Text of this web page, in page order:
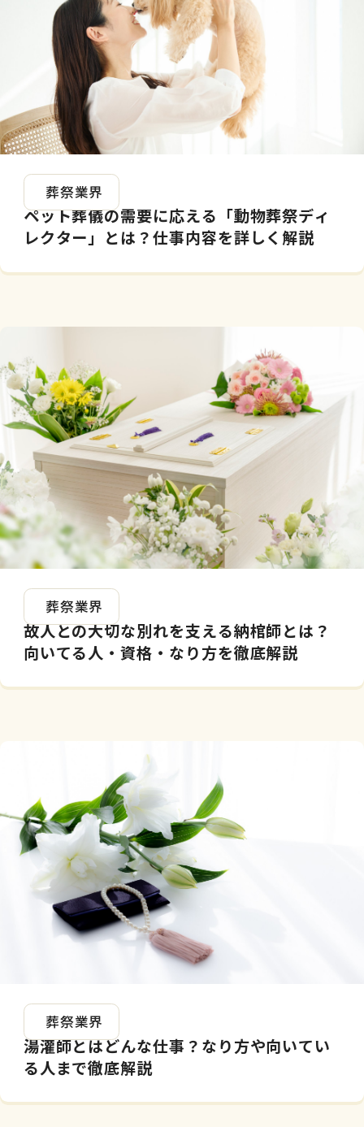
葬祭業界
2026.05.08
ペット葬儀の需要に応える「動物葬祭ディ
レクター」とは？仕事内容を詳しく解説
葬祭業界
2026.05.08
故人との大切な別れを支える納棺師とは？
向いてる人・資格・なり方を徹底解説
葬祭業界
2026.05.08
湯灌師とはどんな仕事？なり方や向いてい
る人まで徹底解説